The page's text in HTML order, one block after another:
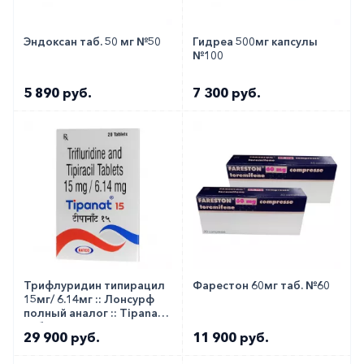
Эндоксан таб. 50 мг №50
5 890 руб.
Гидреа 500мг капсулы
№100
7 300 руб.
Трифлуридин типирацил
15мг/ 6.14мг :: Лонсурф
полный аналог :: Tipanat
таб. №20
29 900 руб.
Фарестон 60мг таб. №60
11 900 руб.